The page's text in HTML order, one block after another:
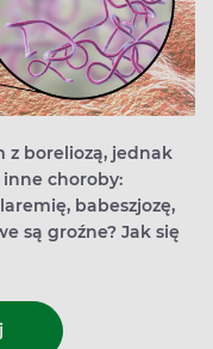
z boreliozą, jednak
choroby:
babeszjozę,
są groźne? Jak się